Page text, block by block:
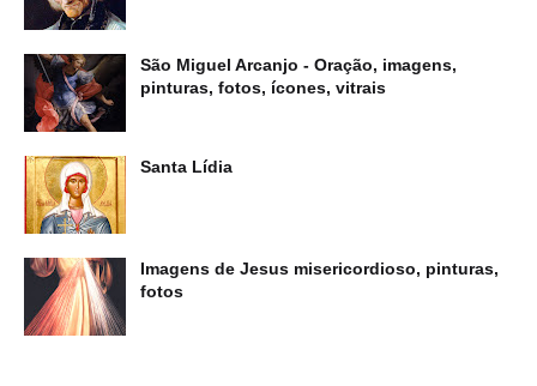
São Miguel Arcanjo - Oração, imagens,
pinturas, fotos, ícones, vitrais
Santa Lídia
Imagens de Jesus misericordioso, pinturas,
fotos